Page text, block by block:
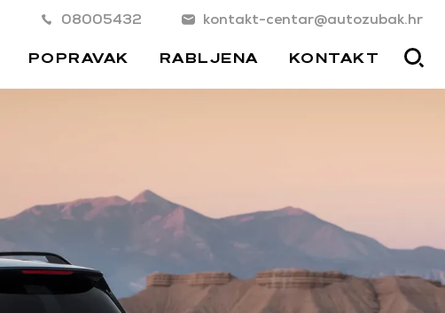
08005432 kontakt-centar@autozubak.hr
POPRAVAK RABLJENA KONTAKT